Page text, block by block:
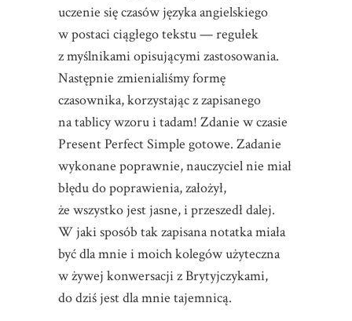
uczenie się czasów języka angielskiego
w postaci ciągłego tekstu — regułek
z myślnikami opisującymi zastosowania.
Następnie zmienialiśmy formę
czasownika, korzystając z zapisanego
na tablicy wzoru i tadam! Zdanie w czasie
Present Perfect Simple gotowe. Zadanie
wykonane poprawnie, nauczyciel nie miał
błędu do poprawienia, założył,
że wszystko jest jasne, i przeszedł dalej.
W jaki sposób tak zapisana notatka miała
być dla mnie i moich kolegów użyteczna
w żywej konwersacji z Brytyjczykami,
do dziś jest dla mnie tajemnicą.